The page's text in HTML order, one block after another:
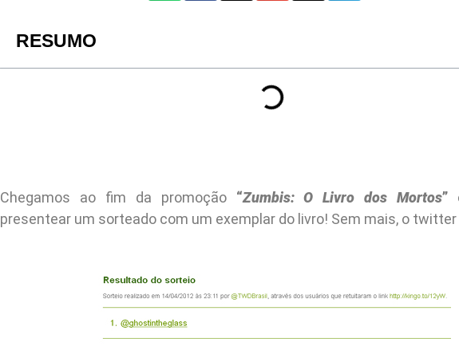
RESUMO
Chegamos ao fim da promoção “Zumbis: O Livro dos Mortos”
presentear um sorteado com um exemplar do livro! Sem mais, o